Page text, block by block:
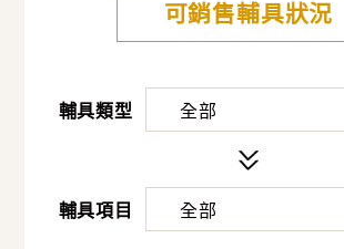
可銷售輔具狀況
輔具類型
輔具項目